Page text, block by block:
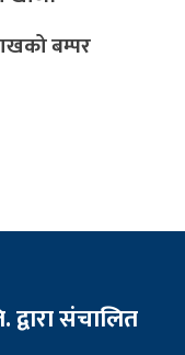
बम्पर
द्वारा संचालित